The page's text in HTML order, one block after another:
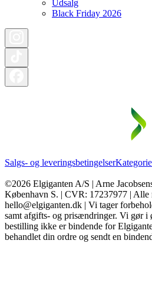
Udsalg
Black Friday 2026
Salgs- og leveringsbetingelser
©2026 Elgiganten A/S | Arne
København S. | CVR: 17237977 | Alle
hello@elgiganten.dk | Vi tager
samt afgifts- og prisændringer. Vi gør i
bestilling ikke er bindende for
behandlet din ordre og sendt en